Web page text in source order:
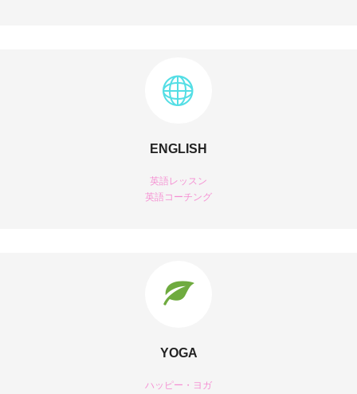
ENGLISH
英語レッスン
英語コーチング
YOGA
ハッピー・ヨガ